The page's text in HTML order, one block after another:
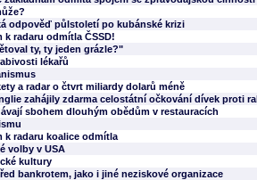
odpověď půlstoletí po kubánské krizi
k radaru odmítla ČSSD!
ty, ty jeden grázle?"
lékařů
a radar o čtvrt miliardy dolarů méně
zahájily zdarma celostátní očkování dívek proti
sbohem dlouhým obědům v restauracích
k radaru koalice odmítla
volby v USA
kultury
bankrotem, jako i jiné neziskové organizace